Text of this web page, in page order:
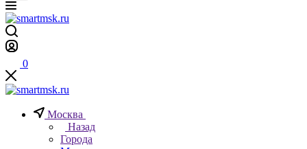
0
Москва
Назад
Города